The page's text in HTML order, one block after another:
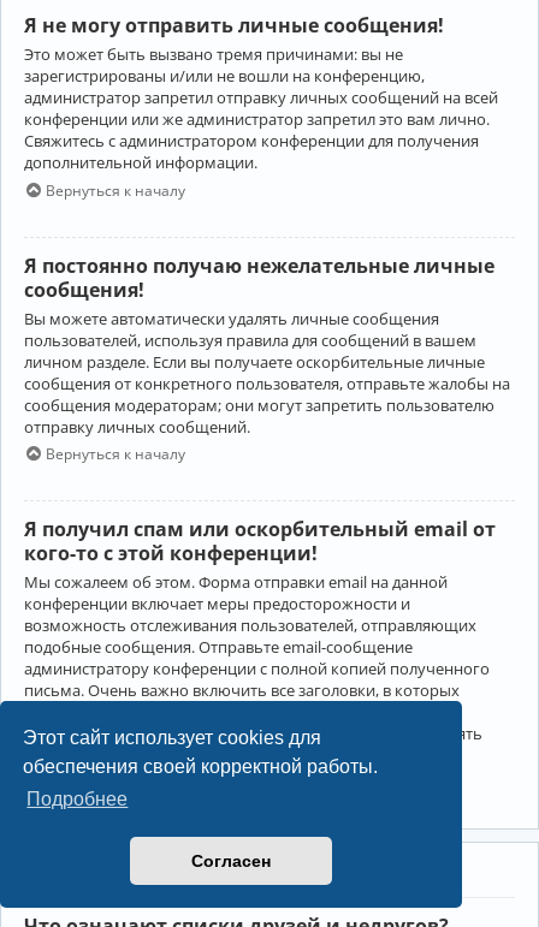
Этот сайт использует cookies для
обеспечения своей корректной работы.
Подробнее
Согласен
Я не могу отправить личные сообщения!
Это может быть вызвано тремя причинами: вы не
зарегистрированы и/или не вошли на конференцию,
администратор запретил отправку личных сообщений на всей
конференции или же администратор запретил это вам лично.
Свяжитесь с администратором конференции для получения
дополнительной информации.
Вернуться к началу
Я постоянно получаю нежелательные личные
сообщения!
Вы можете автоматически удалять личные сообщения
пользователей, используя правила для сообщений в вашем
личном разделе. Если вы получаете оскорбительные личные
сообщения от конкретного пользователя, отправьте жалобы на
сообщения модераторам; они могут запретить пользователю
отправку личных сообщений.
Вернуться к началу
Я получил спам или оскорбительный email от
кого-то с этой конференции!
Мы сожалеем об этом. Форма отправки email на данной
конференции включает меры предосторожности и
возможность отслеживания пользователей, отправляющих
подобные сообщения. Отправьте email-сообщение
администратору конференции с полной копией полученного
письма. Очень важно включить все заголовки, в которых
Администратор конференции сможет в этом случае принять
меры.
Друзья и недруги